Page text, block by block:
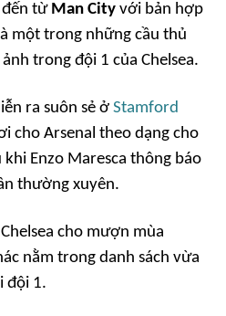
đến từ Man City với bản hợp
một trong những cầu thủ
trong đội 1 của Chelsea.
ra suôn sẻ ở Stamford
cho Arsenal theo dạng cho
Enzo Maresca thông báo
thường xuyên.
cho mượn mùa
nằm trong danh sách vừa
đội 1.